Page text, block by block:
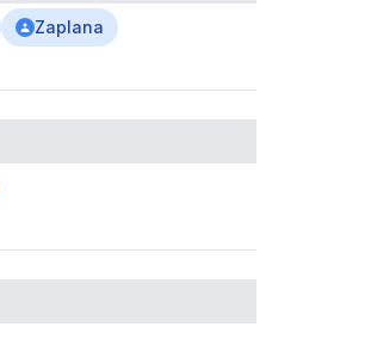
Zaplana